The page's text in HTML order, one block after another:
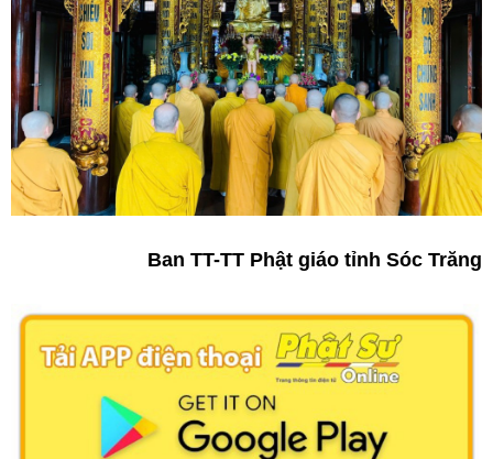
Ban TT-TT Phật giáo tỉnh Sóc Trăng